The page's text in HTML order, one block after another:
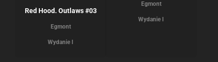
Red Hood. Outlaws #03
Egmont
Wydanie I
Egmont
Wydanie I